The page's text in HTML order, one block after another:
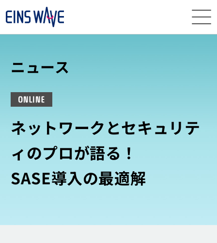
イベント・ セミナー
サービス
導入事例
ナレッジ
EINSWAVEとは
ニュース
ネットワークとセキュリテ
ィのプロが語る！
SASE導入の最適解